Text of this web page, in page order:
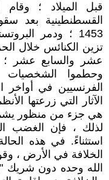
قبل الميلاد ؛ وقام
القسطنطينية بعد
1453 ؛ ودمر
تزين الكنائس خلال
عشر والسابع عشر ؛
وحطموا الشخصيات
الفرنسيين في أواخر
الآثار التي زرعتها
هي جزء من منظور
لذلك ، فإن الغضب
استثناءً. في هذه
الخلافة في الأرض ،
الله وحده دون شريك